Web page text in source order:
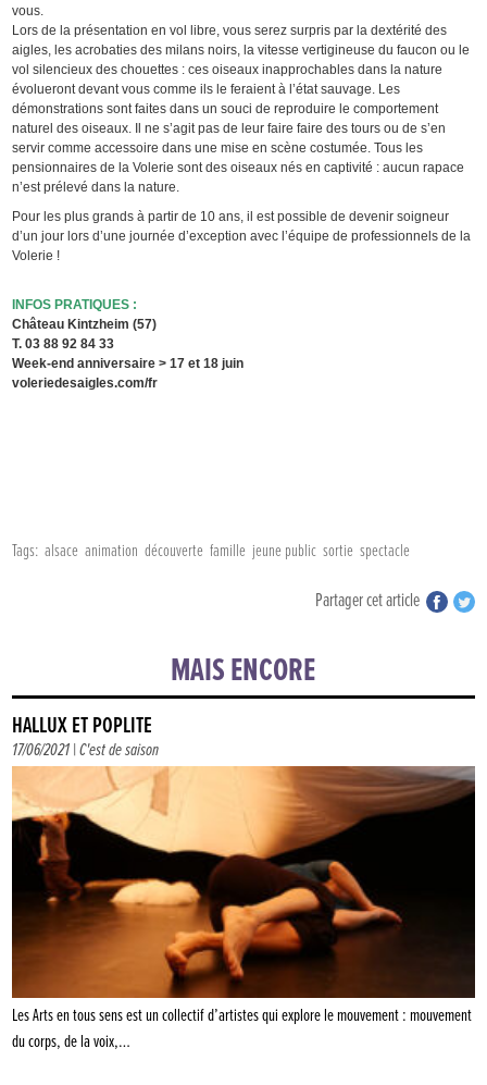
vous.
Lors de la présentation en vol libre, vous serez surpris par la dextérité des
aigles, les acrobaties des milans noirs, la vitesse vertigineuse du faucon ou le
vol silencieux des chouettes : ces oiseaux inapprochables dans la nature
évolueront devant vous comme ils le feraient à l’état sauvage. Les
démonstrations sont faites dans un souci de reproduire le comportement
naturel des oiseaux. Il ne s’agit pas de leur faire faire des tours ou de s’en
servir comme accessoire dans une mise en scène costumée. Tous les
pensionnaires de la Volerie sont des oiseaux nés en captivité : aucun rapace
n’est prélevé dans la nature.
Pour les plus grands à partir de 10 ans, il est possible de devenir soigneur
d’un jour lors d’une journée d’exception avec l’équipe de professionnels de la
Volerie !
INFOS PRATIQUES :
Château Kintzheim (57)
T. 03 88 92 84 33
Week-end anniversaire > 17 et 18 juin
voleriedesaigles.com/fr
Tags: alsace animation découverte famille jeune public sortie spectacle
Partager cet article
MAIS ENCORE
HALLUX ET POPLITÉ
17/06/2021 |C'est de saison
Les Arts en tous sens est un collectif d’artistes qui explore le mouvement : mouvement
du corps, de la voix,…